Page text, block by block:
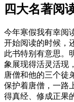
四大名著阅
今年寒假我有幸阅
开始阅读的时候，
此书特别有意思。
象展现得活灵活现
唐僧和他的三个徒
保护着唐僧，一路
得真经、修成正果